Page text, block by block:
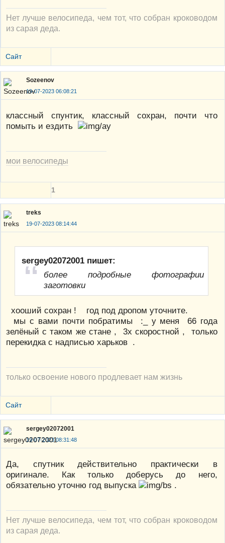
Нет лучше велосипеда, чем тот, что собран кроководом
из сарая деда.
Сайт
Sozeenov
19-07-2023 06:08:21
классный спунтик, классный сохран, почти что
помыть и ездить
мои велосипеды
1
treks
19-07-2023 08:14:44
sergey02072001 пишет:
более подробные фотографии
заготовки
хооший сохран ! год под дропом уточните.
мы с вами почти побратимы :_ у меня 66 года
зелёный с таком же стане , 3х скоростной , только
перекидка с надписью харьков .
только освоение нового продлевает нам жизнь
Сайт
sergey02072001
19-07-2023 08:31:48
Да, спутник действительно практически в
оригинале. Как только доберусь до него,
обязательно уточню год выпуска
.
Нет лучше велосипеда, чем тот, что собран кроководом
из сарая деда.